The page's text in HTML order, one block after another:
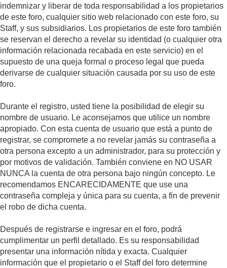
indemnizar y liberar de toda responsabilidad a los propietarios
de este foro, cualquier sitio web relacionado con este foro, su
Staff, y sus subsidiarios. Los propietarios de este foro también
se reservan el derecho a revelar su identidad (o cualquier otra
información relacionada recabada en este servicio) en el
supuesto de una queja formal o proceso legal que pueda
derivarse de cualquier situación causada por su uso de este
foro.
Durante el registro, usted tiene la posibilidad de elegir su
nombre de usuario. Le aconsejamos que utilice un nombre
apropiado. Con esta cuenta de usuario que está a punto de
registrar, se compromete a no revelar jamás su contraseña a
otra persona excepto a un administrador, para su protección y
por motivos de validación. También conviene en NO USAR
NUNCA la cuenta de otra persona bajo ningún concepto. Le
recomendamos ENCARECIDAMENTE que use una
contraseña compleja y única para su cuenta, a fin de prevenir
el robo de dicha cuenta.
Después de registrarse e ingresar en el foro, podrá
cumplimentar un perfil detallado. Es su responsabilidad
presentar una información nítida y exacta. Cualquier
información que el propietario o el Staff del foro determine